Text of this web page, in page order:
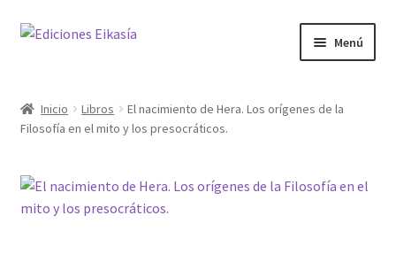
Ir
navegación
Ir
Menú
Materias
hijo
Enciclopedia
Inicio Libros
El nacimiento de Hera. Los orígenes de la
Filosofía en el mito y los presocráticos.